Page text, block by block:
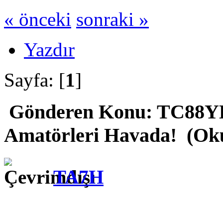
« önceki sonraki »
Yazdır
Sayfa: [1]
Gönderen Konu:
Amatörleri Havada!
TA7H